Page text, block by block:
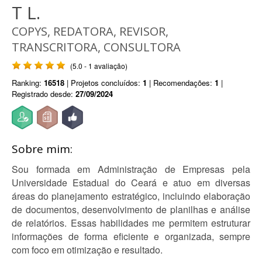
T L.
COPYS, REDATORA, REVISOR,
TRANSCRITORA, CONSULTORA
(5.0 - 1 avaliação)
Ranking: 16518 | Projetos concluídos: 1 | Recomendações: 1 |
Registrado desde: 27/09/2024
Sobre mim:
Sou formada em Administração de Empresas pela
Universidade Estadual do Ceará e atuo em diversas
áreas do planejamento estratégico, incluindo elaboração
de documentos, desenvolvimento de planilhas e análise
de relatórios. Essas habilidades me permitem estruturar
informações de forma eficiente e organizada, sempre
com foco em otimização e resultado.